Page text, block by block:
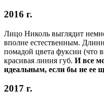
2016 г.
Лицо Николь выглядит
вполне естественным.
помадой цвета фуксии (что
красивая линия губ. И все
идеальным, если бы не ее
2017 г.